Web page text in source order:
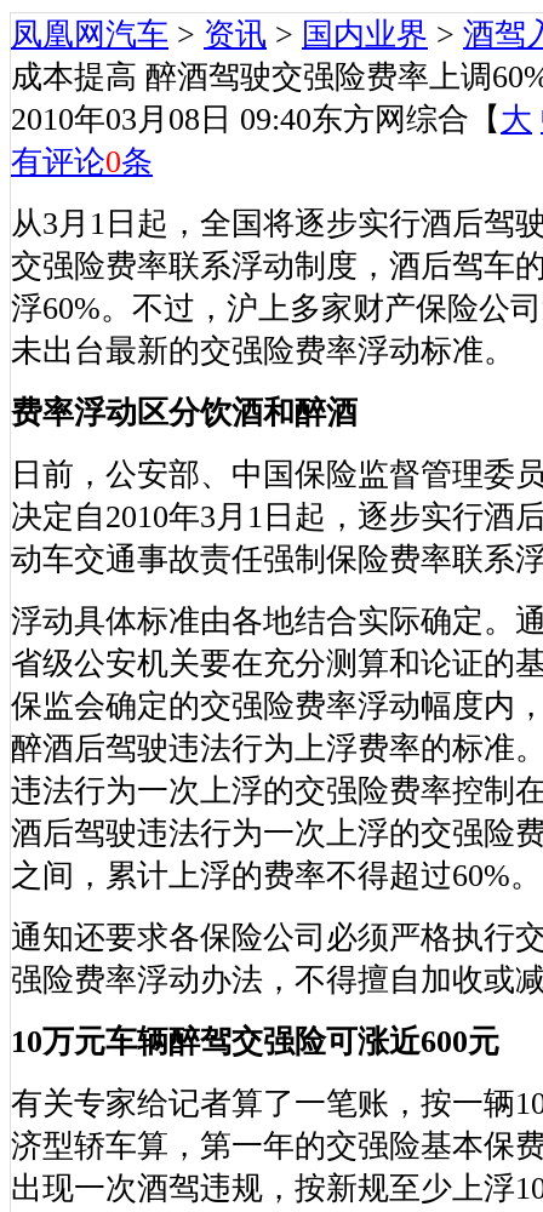
凤凰网汽车 > 资讯 > 国内业界 > 酒驾
成本提高 醉酒驾驶交强险费率上调
2010年03月08日 09:40东方网综合 【 大
有评论0条
从3月1日起，全国将逐步实行酒后驾
交强险费率联系浮动制度，酒后驾车
浮60%。不过，沪上多家财产保险公
未出台最新的交强险费率浮动标准。
费率浮动区分饮酒和醉酒
日前，公安部、中国保险监督管理委
决定自2010年3月1日起，逐步实行酒
动车交通事故责任强制保险费率联系
浮动具体标准由各地结合实际确定。
省级公安机关要在充分测算和论证的
保监会确定的交强险费率浮动幅度内
醉酒后驾驶违法行为上浮费率的标准
违法行为一次上浮的交强险费率控制
酒后驾驶违法行为一次上浮的交强险
之间，累计上浮的费率不得超过60%。
通知还要求各保险公司必须严格执行
强险费率浮动办法，不得擅自加收或
10万元车辆醉驾交强险可涨近600元
有关专家给记者算了一笔账，按一辆
济型轿车算，第一年的交强险基本保
出现一次酒驾违规，按新规至少上浮